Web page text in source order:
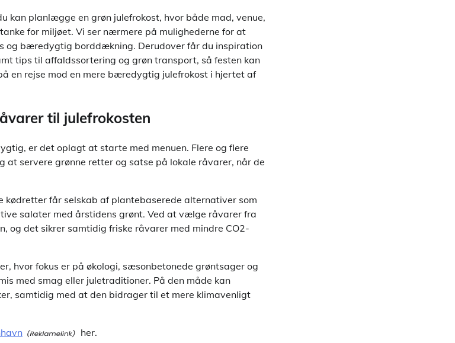
kan planlægge en grøn julefrokost, hvor både mad, venue,
for miljøet. Vi ser nærmere på mulighederne for at
og bæredygtig borddækning. Derudover får du inspiration
tips til affaldssortering og grøn transport, så festen kan
en rejse mod en mere bæredygtig julefrokost i hjertet af
til julefrokosten
er det oplagt at starte med menuen. Flere og flere
at servere grønne retter og satse på lokale råvarer, når de
kødretter får selskab af plantebaserede alternativer som
salater med årstidens grønt. Ved at vælge råvarer fra
og det sikrer samtidig friske råvarer med mindre CO2-
hvor fokus er på økologi, sæsonbetonede grøntsager og
med smag eller juletraditioner. På den måde kan
samtidig med at den bidrager til et mere klimavenligt
her.